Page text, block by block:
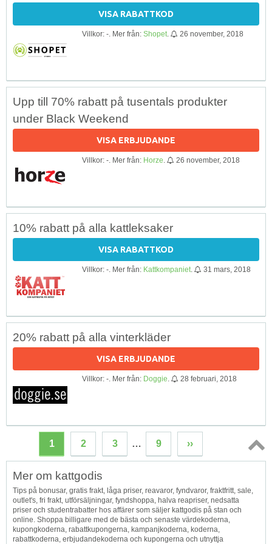
VISA RABATTKOD
Villkor: -. Mer från: Shopet 26 november, 2018
Upp till 70% rabatt på tusentals produkter
under Black Weekend
VISA ERBJUDANDE
Villkor: -. Mer från: Horze 26 november, 2018
10% rabatt på alla kattleksaker
VISA RABATTKOD
Villkor: -. Mer från: Kattkompaniet 31 mars, 2018
20% rabatt på alla vinterkläder
VISA ERBJUDANDE
Villkor: -. Mer från: Doggie 28 februari, 2018
1 2 3 … 9 ››
Topp
Mer om kattgodis
Tips på bonusar, gratis frakt, låga priser, reavaror, fyndvaror, fraktfritt, sale,
outlet's, fri frakt, utförsäljningar, fyndshoppa, halva reapriser, nedsatta
priser och studentrabatter hos affärer som säljer kattgodis på stan och
online. Shoppa billigare med de bästa och senaste värdekoderna,
kupongkoderna, rabattkupongerna, kampanjkoderna, koderna,
rabattkoderna, erbjudandekoderna och kupongerna och utnyttja